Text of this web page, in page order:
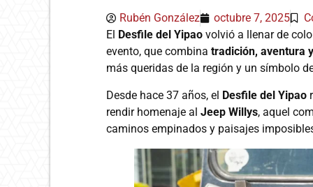
Rubén González octubre 7, 2025
El Desfile del Yipao volvió a llenar de
evento, que combina tradición, aventura
más queridas de la región y un símbolo
Desde hace 37 años, el Desfile del Yipao
rendir homenaje al Jeep Willys, aquel
caminos empinados y paisajes